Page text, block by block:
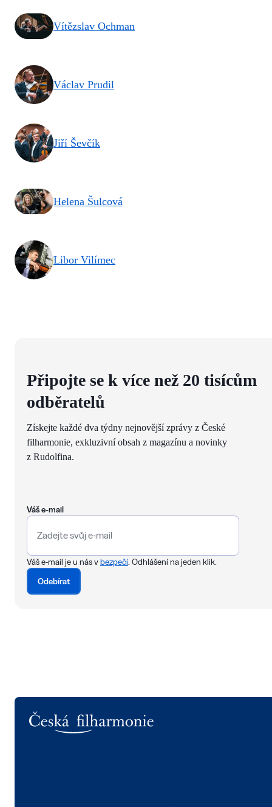
Vítězslav Ochman
Václav Prudil
Jiří Ševčík
Helena Šulcová
Libor Vilímec
Připojte se k více než 20 tisícům
odběratelů
Získejte každé dva týdny nejnovější zprávy z České
filharmonie, exkluzivní obsah z magazínu a novinky
z Rudolfina.
Váš e-mail
Váš e-mail je u nás vbezpečí . Odhlášení na jeden klik.
Odebírat